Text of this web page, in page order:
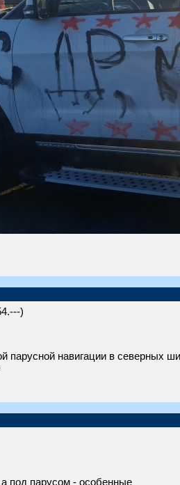
)
парусной навигации в северных
под парусом - особенные